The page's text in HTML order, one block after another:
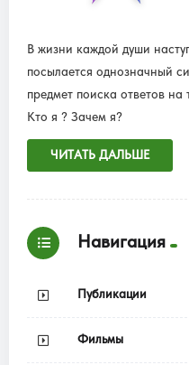
В жизни каждой души
посылается однозначный
предмет поиска ответов
Кто я ? Зачем я?
ЧИТАТЬ ДАЛЬШЕ
Навигация
Публикации
Фильмы